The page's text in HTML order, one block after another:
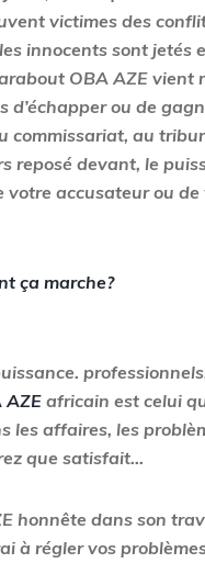
victimes des
innocents sont jetés
OBA AZE vient
ou de
au
reposé devant, le
votre accusateur ou
ça marche?
AZEafricain est celui
affaires, les
que satisfait…
honnête dans son
à régler vos